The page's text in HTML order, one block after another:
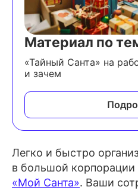
Материал по
«Тайный Санта» на
и зачем
Легко и быстро
в большой
«Мой Санта». Ваши